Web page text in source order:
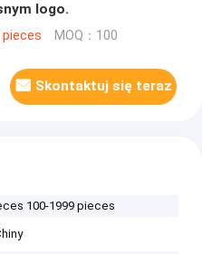
logo.
MOQ：100
Skontaktuj się teraz
100-1999 pieces